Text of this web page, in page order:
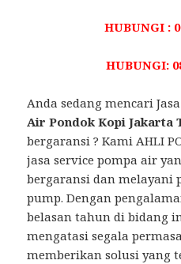
HUBUNGI :
HUBUNGI:
Anda sedang mencari Jasa
Air Pondok Kopi Jakarta
bergaransi ? Kami AHLI
jasa service pompa air
bergaransi dan melayani
pump. Dengan
belasan tahun di bidang
mengatasi segala
memberikan solusi yang